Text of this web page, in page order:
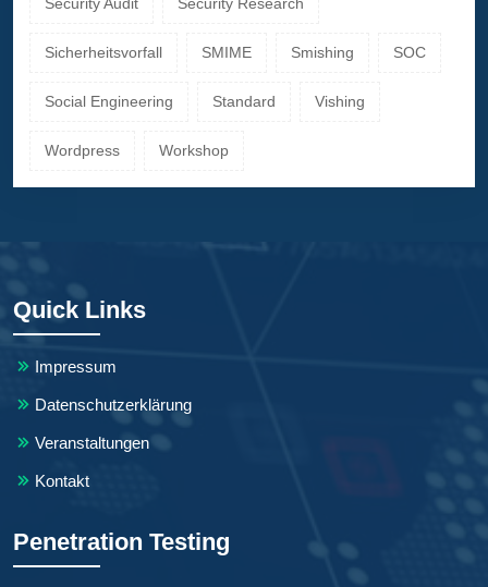
Sicherheitsvorfall SMIME Smishing SOC
Social Engineering Standard Vishing
Wordpress Workshop
Quick Links
Impressum
Datenschutzerklärung
Veranstaltungen
Kontakt
Penetration Testing